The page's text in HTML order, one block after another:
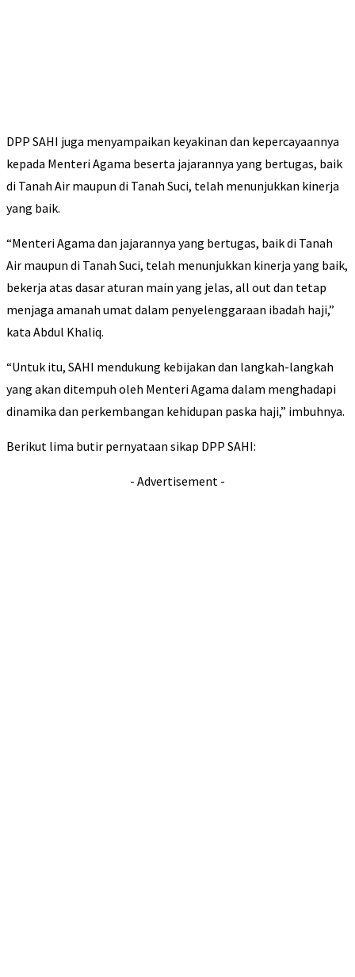
DPP SAHI juga menyampaikan keyakinan dan kepercayaannya
kepada Menteri Agama beserta jajarannya yang bertugas, baik
di Tanah Air maupun di Tanah Suci, telah menunjukkan kinerja
yang baik.
“Menteri Agama dan jajarannya yang bertugas, baik di Tanah
Air maupun di Tanah Suci, telah menunjukkan kinerja yang baik,
bekerja atas dasar aturan main yang jelas, all out dan tetap
menjaga amanah umat dalam penyelenggaraan ibadah haji,”
kata Abdul Khaliq.
“Untuk itu, SAHI mendukung kebijakan dan langkah-langkah
yang akan ditempuh oleh Menteri Agama dalam menghadapi
dinamika dan perkembangan kehidupan paska haji,” imbuhnya.
Berikut lima butir pernyataan sikap DPP SAHI:
- Advertisement -